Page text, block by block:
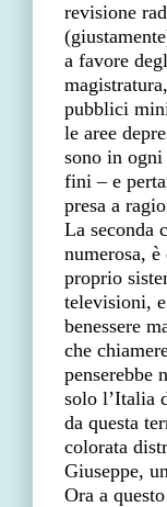
revisione
a favore
pubblici
le aree
sono in ogni
fini – e
presa a
La seconda
numerosa,
proprio
televisioni,
benessere
che
penserebbe
solo l’Italia
da questa
colorata
Giuseppe,
Ora a